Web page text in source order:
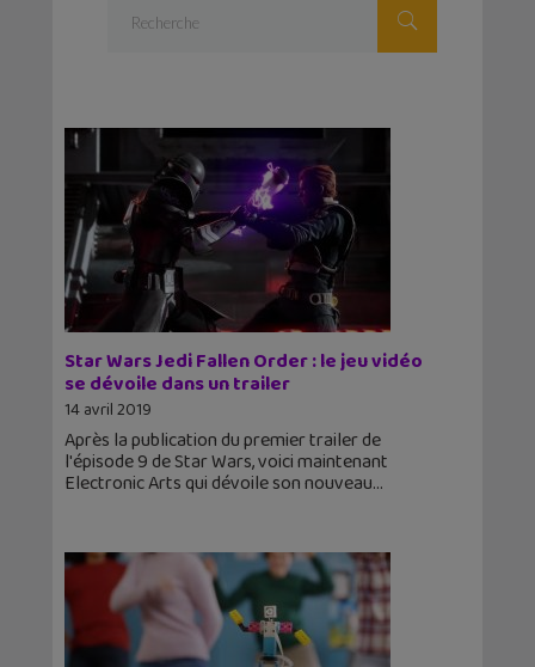
Star Wars Jedi Fallen Order : le jeu vidéo
se dévoile dans un trailer
14 avril 2019
Après la publication du premier trailer de
l'épisode 9 de Star Wars, voici maintenant
Electronic Arts qui dévoile son nouveau